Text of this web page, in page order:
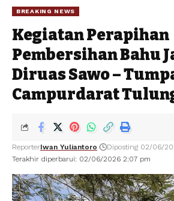
BREAKING NEWS
Kegiatan Perapihan
Pembersihan Bahu
Diruas Sawo –
Campurdarat
Terakhir diperbarui: 02/06/2026 2:07 pm
ReporterIwan Yuliantoro Diposting 02/06/